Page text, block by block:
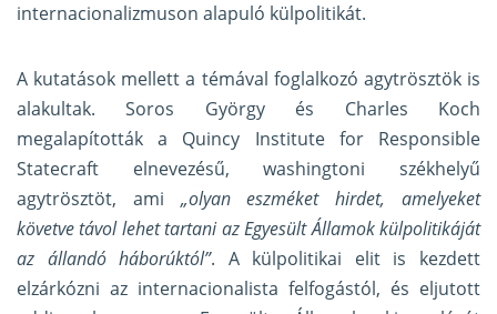
internacionalizmuson alapuló külpolitikát.
A kutatások mellett a témával foglalkozó agytrösztök is
alakultak. Soros György és Charles Koch
megalapították a Quincy Institute for Responsible
Statecraft elnevezésű, washingtoni székhelyű
agytrösztöt, ami „olyan eszméket hirdet, amelyeket
követve távol lehet tartani az Egyesült Államok külpolitikáját
az állandó háborúktól”. A külpolitikai elit is kezdett
elzárkózni az internacionalista felfogástól, és eljutott